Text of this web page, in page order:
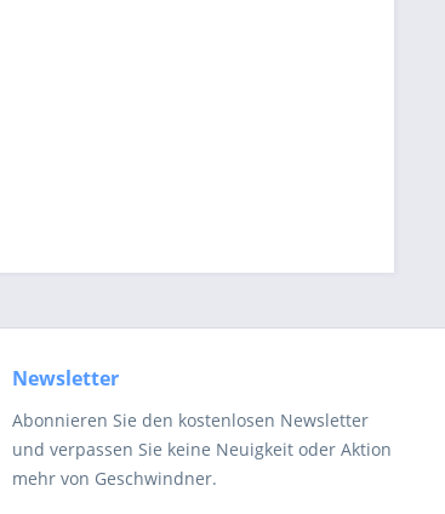
Newsletter
Abonnieren Sie den kostenlosen Newsletter
und verpassen Sie keine Neuigkeit oder Aktion
mehr von Geschwindner.